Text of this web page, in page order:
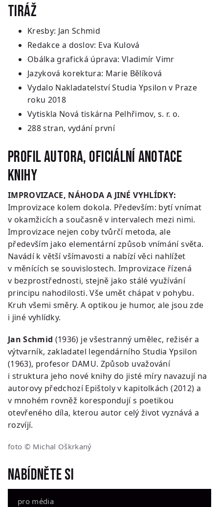
Tiráž
Kresby: Jan Schmid
Redakce a doslov: Eva Kulová
Obálka grafická úprava: Vladimír Vimr
Jazyková korektura: Marie Bělíková
Vydalo Nakladatelství Studia Ypsilon v Praze
roku 2018
Vytiskla Nová tiskárna Pelhřimov, s. r. o.
288 stran, vydání první
Profil autora, oficiální anotace
knihy
IMPROVIZACE, NÁHODA A JINÉ VYHLÍDKY:
Improvizace kolem dokola. Především: bytí vnímat
v okamžicích a současně v intervalech mezi nimi.
Improvizace nejen coby tvůrčí metoda, ale
především jako elementární způsob vnímání světa.
Navádí k větší všímavosti a nabízí věci nahlížet
v měnících se souvislostech. Improvizace řízená
v bezprostřednosti, stejně jako stálé využívání
principu nahodilosti. Vše umět chápat v pohybu.
Kruh všemi směry. A optikou je humor, ale jsou zde
i jiné vyhlídky.
Jan Schmid (1936) je všestranný umělec, režisér a
výtvarník, zakladatel legendárního Studia Ypsilon
(1963), profesor DAMU. Způsob uvažování
i struktura jeho nové knihy do jisté míry navazují na
autorovy předchozí Epištoly v kapitolkách (2012) a
v mnohém rovněž korespondují s poetikou
otevřeného díla, kterou autor celý život vyznává a
rozvíjí.
foto © Michal Oškrkaný
Nabídněte si
pro média